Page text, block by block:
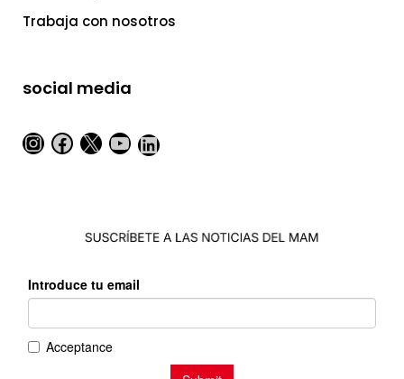
Trabaja con nosotros
social media
Instagram
Facebook
X YouTube
LinkedIn